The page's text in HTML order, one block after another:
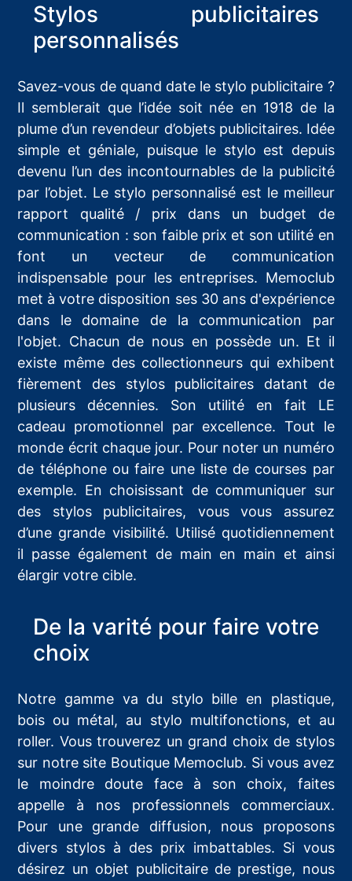
Stylos publicitaires
personnalisés
Savez-vous de quand date le stylo publicitaire ?
Il semblerait que l’idée soit née en 1918 de la
plume d’un revendeur d’objets publicitaires. Idée
simple et géniale, puisque le stylo est depuis
devenu l’un des incontournables de la publicité
par l’objet. Le stylo personnalisé est le meilleur
rapport qualité / prix dans un budget de
communication : son faible prix et son utilité en
font un vecteur de communication
indispensable pour les entreprises. Memoclub
met à votre disposition ses 30 ans d'expérience
dans le domaine de la communication par
l'objet. Chacun de nous en possède un. Et il
existe même des collectionneurs qui exhibent
fièrement des stylos publicitaires datant de
plusieurs décennies. Son utilité en fait LE
cadeau promotionnel par excellence. Tout le
monde écrit chaque jour. Pour noter un numéro
de téléphone ou faire une liste de courses par
exemple. En choisissant de communiquer sur
des stylos publicitaires, vous vous assurez
d’une grande visibilité. Utilisé quotidiennement
il passe également de main en main et ainsi
élargir votre cible.
De la varité pour faire votre
choix
Notre gamme va du stylo bille en plastique,
bois ou métal, au stylo multifonctions, et au
roller. Vous trouverez un grand choix de stylos
sur notre site Boutique Memoclub. Si vous avez
le moindre doute face à son choix, faites
appelle à nos professionnels commerciaux.
Pour une grande diffusion, nous proposons
divers stylos à des prix imbattables. Si vous
désirez un objet publicitaire de prestige, nous